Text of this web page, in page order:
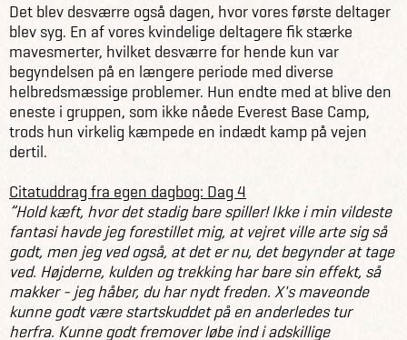
Det blev desværre også dagen, hvor vores første deltager
blev syg. En af vores kvindelige deltagere fik stærke
mavesmerter, hvilket desværre for hende kun var
begyndelsen på en længere periode med diverse
helbredsmæssige problemer. Hun endte med at blive den
eneste i gruppen, som ikke nåede Everest Base Camp,
trods hun virkelig kæmpede en indædt kamp på vejen
dertil.
Citatuddrag fra egen dagbog: Dag 4
”Hold kæft, hvor det stadig bare spiller! Ikke i min vildeste
fantasi havde jeg forestillet mig, at vejret ville arte sig så
godt, men jeg ved også, at det er nu, det begynder at tage
ved. Højderne, kulden og trekking har bare sin effekt, så
makker - jeg håber, du har nydt freden. X's maveonde
kunne godt være startskuddet på en anderledes tur
herfra. Kunne godt fremover løbe ind i adskillige